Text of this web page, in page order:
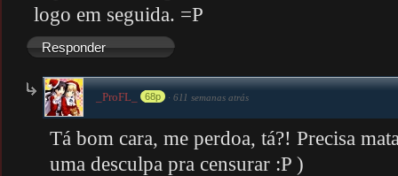
logo em seguida. =P
Responder
_ProFL_ 68p · 611 semanas atrás
Tá bom cara, me perdoa, tá?! Precisa
uma desculpa pra censurar :P )